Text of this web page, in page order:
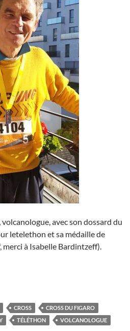
avec son dossard du
letelethon et sa médaille de
à Isabelle Bardintzeff).
du Figaro pour le Téléthon
CROSS
CROSS DU FIGARO
TÉLÉTHON VOLCANOLOGUE